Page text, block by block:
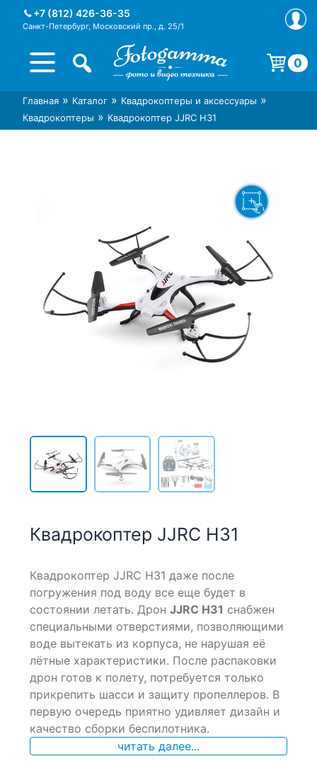
+7 (812) 426-36-35
Санкт-Петербург, Московский пр., д. 25/1
Интернет-магазин фототехники
Foto-Gamma в СПб
Магазин фотоаксессуаров foto-
gamma.ru
0
Корзина пуста.
Главная » Каталог » Квадрокоптеры и аксессуары »
Квадрокоптеры » Квадрокоптер JJRC H31
Квадрокоптер JJRC H31
Квадрокоптер JJRC H31 даже после
погружения под воду все еще будет в
состоянии летать. Дрон JJRC H31 снабжен
специальными отверстиями, позволяющими
воде вытекать из корпуса, не нарушая её
лётные характеристики. После распаковки
дрон готов к полету, потребуется только
прикрепить шасси и защиту пропеллеров. В
первую очередь приятно удивляет дизайн и
качество сборки беспилотника.
читать далее...